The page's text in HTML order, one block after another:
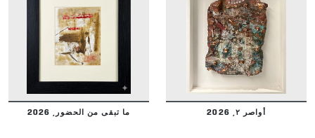
DETAILS
ما تبقى من الحضور, 2026
DETAILS
أواصر ٢, 2026